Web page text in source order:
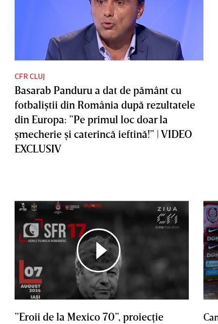
CFR CLUJ
Basarab Panduru a dat de pământ cu
fotbaliştii din România după rezultatele
din Europa: ”Pe primul loc doar la
şmecherie şi caterincă ieftină!” | VIDEO
EXCLUSIV
”Eroii de la Mexico 70”, proiecţie